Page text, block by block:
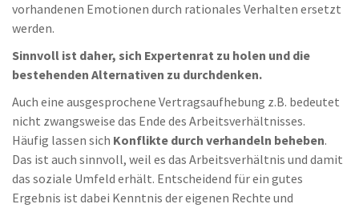
vorhandenen Emotionen durch rationales Verhalten ersetzt
werden.
Sinnvoll ist daher, sich Expertenrat zu holen und die
bestehenden Alternativen zu durchdenken.
Auch eine ausgesprochene Vertragsaufhebung z.B. bedeutet
nicht zwangsweise das Ende des Arbeitsverhältnisses.
Häufig lassen sich Konflikte durch verhandeln beheben.
Das ist auch sinnvoll, weil es das Arbeitsverhältnis und damit
das soziale Umfeld erhält. Entscheidend für ein gutes
Ergebnis ist dabei Kenntnis der eigenen Rechte und